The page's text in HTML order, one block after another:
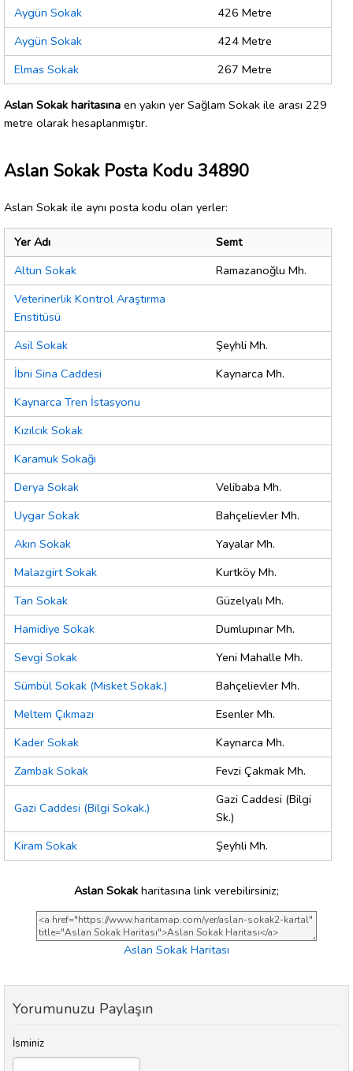
Aygün Sokak
426 Metre
Aygün Sokak
424 Metre
Elmas Sokak
267 Metre
Aslan Sokak haritasına en yakın yer Sağlam Sokak ile arası 229
metre olarak hesaplanmıştır.
Aslan Sokak Posta Kodu 34890
Aslan Sokak ile aynı posta kodu olan yerler:
Yer Adı
Semt
Altun Sokak
Ramazanoğlu Mh.
Veterinerlik Kontrol Araştırma
Enstitüsü
Asil Sokak
Şeyhli Mh.
İbni Sina Caddesi
Kaynarca Mh.
Kaynarca Tren İstasyonu
Kızılcık Sokak
Karamuk Sokağı
Derya Sokak
Velibaba Mh.
Uygar Sokak
Bahçelievler Mh.
Akın Sokak
Yayalar Mh.
Malazgirt Sokak
Kurtköy Mh.
Tan Sokak
Güzelyalı Mh.
Hamidiye Sokak
Dumlupınar Mh.
Sevgi Sokak
Yeni Mahalle Mh.
Sümbül Sokak (Misket Sokak.)
Bahçelievler Mh.
Meltem Çıkmazı
Esenler Mh.
Kader Sokak
Kaynarca Mh.
Zambak Sokak
Fevzi Çakmak Mh.
Gazi Caddesi (Bilgi Sokak.)
Gazi Caddesi (Bilgi
Sk.)
Kiram Sokak
Şeyhli Mh.
Aslan Sokak haritasına link verebilirsiniz;
Aslan Sokak Haritası
Yorumunuzu Paylaşın
İsminiz